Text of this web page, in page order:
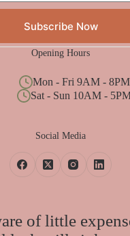
Subscribe Now
Opening Hours
Mon - Fri 9AM - 8PM
Sat - Sun 10AM -
Social Media
of little